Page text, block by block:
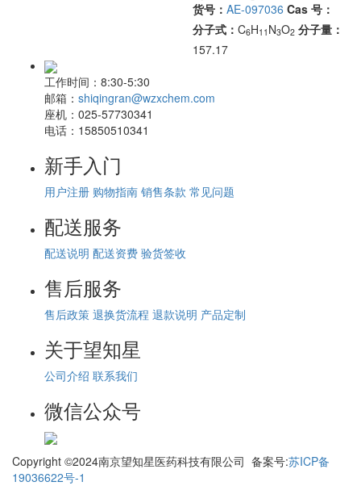
货号： AE-097036 Cas 号：
分子式： C6H11 N3O2 分子量：
157.17
工作时间： 8:30-5:30
邮箱： shiqingran@wzxchem.com
座机： 025-57730341
电话： 15850510341
新手入门
用户注册 购物指南 销售条款 常见问题
配送服务
配送说明 配送资费 验货签收
售后服务
售后政策 退换货流程 退款说明 产品定制
关于望知星
公司介绍 联系我们
微信公众号
Copyright ©2024南京望知星医药科技有限公司 备案号:苏ICP备
19036622号-1